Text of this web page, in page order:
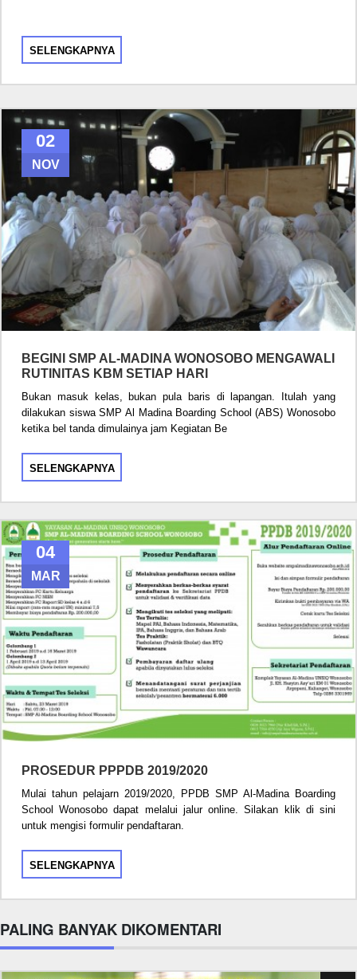
SELENGKAPNYA
02
NOV
BEGINI SMP AL-MADINA WONOSOBO MENGAWALI
RUTINITAS KBM SETIAP HARI
Bukan masuk kelas, bukan pula baris di lapangan. Itulah yang
dilakukan siswa SMP Al Madina Boarding School (ABS) Wonosobo
ketika bel tanda dimulainya jam Kegiatan Be
SELENGKAPNYA
04
MAR
PROSEDUR PPPDB 2019/2020
Mulai tahun pelajarn 2019/2020, PPDB SMP Al-Madina Boarding
School Wonosobo dapat melalui jalur online. Silakan klik di sini
untuk mengisi formulir pendaftaran.
SELENGKAPNYA
PALING BANYAK DIKOMENTARI